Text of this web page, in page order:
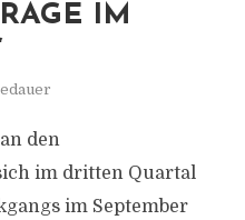
IM
den
im dritten Quartal
im September